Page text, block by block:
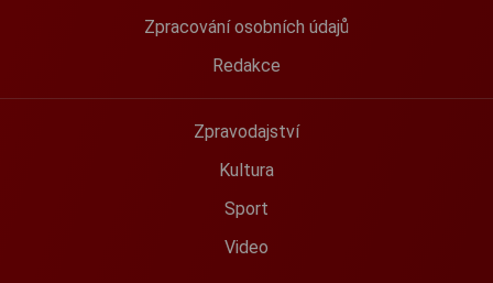
Zpracování osobních údajů
Redakce
Zpravodajství
Kultura
Sport
Video